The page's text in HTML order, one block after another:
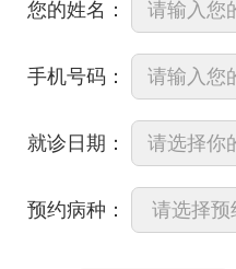
您的姓名：
手机号码：
就诊日期：
预约病种：